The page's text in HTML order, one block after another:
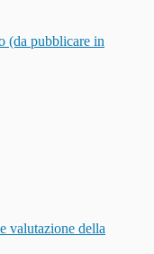
(da pubblicare in
valutazione della